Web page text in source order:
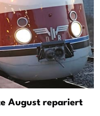
August repariert